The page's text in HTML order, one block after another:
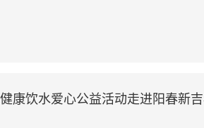
康饮水爱心公益活动走进阳春新